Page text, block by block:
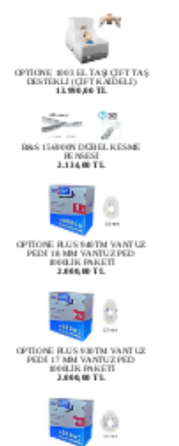
OPTİONE 1003 EL TAŞI ÇİFT TAŞ
DESTEKLİ (ÇİFT KAİDELİ)
13.990,00 TL
B&S 156900N DÜBEL KESME
PENSESİ
2.134,00 TL
OPTİONE PLUS 940TM VANTUZ
PEDİ 18 MM VANTUZ PED
1000LİK PAKETİ
2.000,00 TL
OPTİONE PLUS 930TM VANTUZ
PEDİ 17 MM VANTUZ PED
1000LİK PAKETİ
2.000,00 TL
OPTİONE PLUS 920TM VANTUZ